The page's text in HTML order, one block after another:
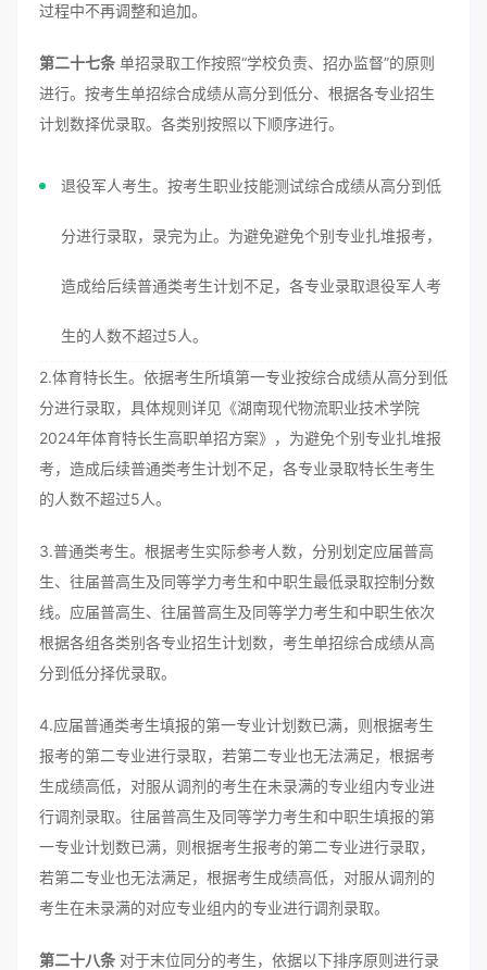
过程中不再调整和追加。
第二十七条 单招录取工作按照“学校负责、招办监督”的原则
进行。按考生单招综合成绩从高分到低分、根据各专业招生
计划数择优录取。各类别按照以下顺序进行。
退役军人考生。按考生职业技能测试综合成绩从高分到低
分进行录取，录完为止。为避免避免个别专业扎堆报考，
造成给后续普通类考生计划不足，各专业录取退役军人考
生的人数不超过5人。
2.体育特长生。依据考生所填第一专业按综合成绩从高分到低
分进行录取，具体规则详见《湖南现代物流职业技术学院
2024年体育特长生高职单招方案》，为避免个别专业扎堆报
考，造成后续普通类考生计划不足，各专业录取特长生考生
的人数不超过5人。
3.普通类考生。根据考生实际参考人数，分别划定应届普高
生、往届普高生及同等学力考生和中职生最低录取控制分数
线。应届普高生、往届普高生及同等学力考生和中职生依次
根据各组各类别各专业招生计划数，考生单招综合成绩从高
分到低分择优录取。
4.应届普通类考生填报的第一专业计划数已满，则根据考生
报考的第二专业进行录取，若第二专业也无法满足，根据考
生成绩高低，对服从调剂的考生在未录满的专业组内专业进
行调剂录取。往届普高生及同等学力考生和中职生填报的第
一专业计划数已满，则根据考生报考的第二专业进行录取，
若第二专业也无法满足，根据考生成绩高低，对服从调剂的
考生在未录满的对应专业组内的专业进行调剂录取。
第二十八条 对于末位同分的考生，依据以下排序原则进行录